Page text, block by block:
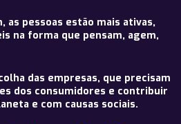
as pessoas estão mais ativas,
na forma que pensam, agem,
das empresas, que precisam
dos consumidores e contribuir
e com causas sociais.